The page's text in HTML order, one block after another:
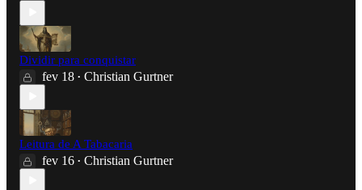
Dividir para conquistar
fev 18 • Christian Gurtner
Leitura de A Tabacaria
fev 16 • Christian Gurtner